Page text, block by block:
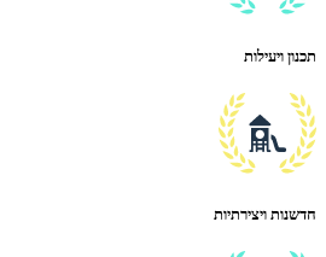
תכנון ויעילות
חדשנות ויצירתיות